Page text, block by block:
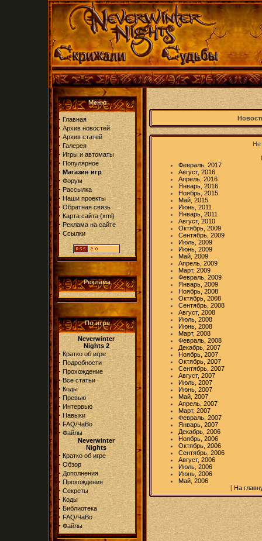
Меню
· Главная
· Архив новостей
· Архив статей
· Галерея
· Игры и автоматы
· Популярное
· Магазин игр
· Форум
· Рассылка
· Наши проекты
· Обратная связь
· Карта сайта(xml)
· Реклама на сайте
· Ссылки
Реклама
По игре
Neverwinter
Nights 2
· Кратко об игре
· Подробности
· Прохождение
· Все статьи
· Коды
· Превью
· Интервью
· Навыки
· FAQ/ЧаВо
· Файлы
Neverwinter
Nights
· Кратко об игре
· Обзор
· Дополнения
· Прохождения
· Секреты
· Коды
· Библиотека
· FAQ/ЧаВо
· Файлы
Февраль, 2017
Август, 2016
Апрель, 2016
Январь, 2016
Ноябрь, 2015
Май, 2015
Июнь, 2011
Январь, 2011
Август, 2010
Октябрь, 2009
Сентябрь, 2009
Июль, 2009
Июнь, 2009
Май, 2009
Апрель, 2009
Март, 2009
Февраль, 2009
Январь, 2009
Ноябрь, 2008
Октябрь, 2008
Сентябрь, 2008
Август, 2008
Июль, 2008
Июнь, 2008
Март, 2008
Февраль, 2008
Декабрь, 2007
Ноябрь, 2007
Октябрь, 2007
Сентябрь, 2007
Август, 2007
Июль, 2007
Июнь, 2007
Май, 2007
Апрель, 2007
Март, 2007
Февраль, 2007
Январь, 2007
Декабрь, 2006
Ноябрь, 2006
Октябрь, 2006
Сентябрь, 2006
Август, 2006
Июль, 2006
Июнь, 2006
Май, 2006
[ На